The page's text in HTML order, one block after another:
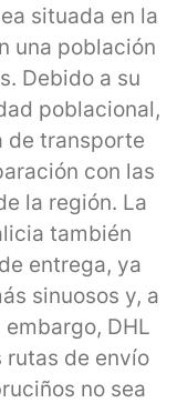
situada en la
una población
Debido a su
poblacional,
de transporte
con las
la región. La
también
entrega, ya
sinuosos y, a
DHL
rutas de envío
no sea